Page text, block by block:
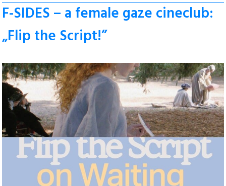
F-SIDES – a female gaze cineclub:
„Flip the Script!”